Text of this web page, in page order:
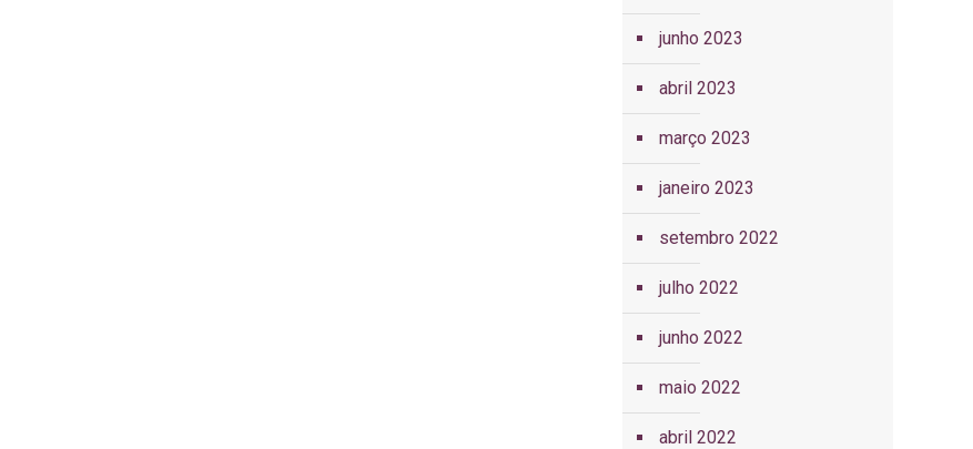
junho 2023
abril 2023
março 2023
janeiro 2023
setembro 2022
julho 2022
junho 2022
maio 2022
abril 2022